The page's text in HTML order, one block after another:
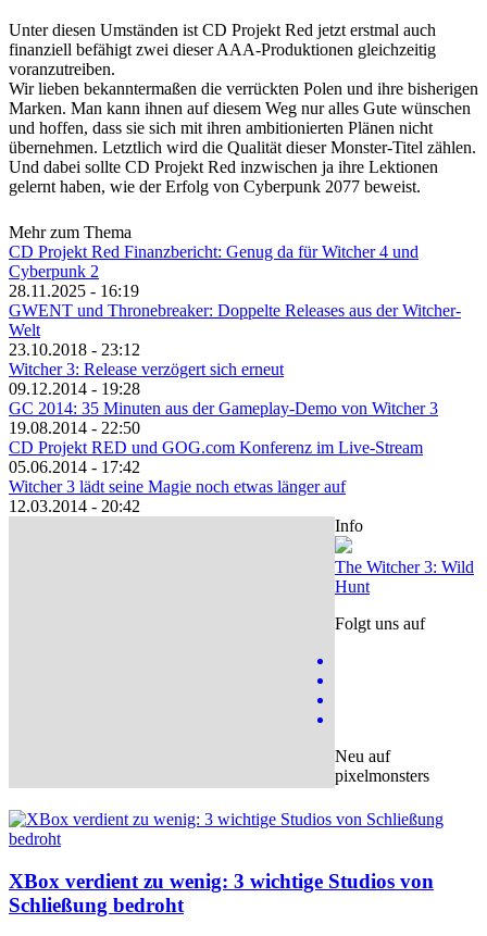
Unter diesen Umständen ist CD Projekt Red jetzt erstmal auch
finanziell befähigt zwei dieser AAA-Produktionen gleichzeitig
voranzutreiben.
Wir lieben bekanntermaßen die verrückten Polen und ihre bisherigen
Marken. Man kann ihnen auf diesem Weg nur alles Gute wünschen
und hoffen, dass sie sich mit ihren ambitionierten Plänen nicht
übernehmen. Letztlich wird die Qualität dieser Monster-Titel zählen.
Und dabei sollte CD Projekt Red inzwischen ja ihre Lektionen
gelernt haben, wie der Erfolg von Cyberpunk 2077 beweist.
Mehr zum Thema
CD Projekt Red Finanzbericht: Genug da für Witcher 4 und
Cyberpunk 2
28.11.2025 - 16:19
GWENT und Thronebreaker: Doppelte Releases aus der Witcher-
Welt
23.10.2018 - 23:12
Witcher 3: Release verzögert sich erneut
09.12.2014 - 19:28
GC 2014: 35 Minuten aus der Gameplay-Demo von Witcher 3
19.08.2014 - 22:50
CD Projekt RED und GOG.com Konferenz im Live-Stream
05.06.2014 - 17:42
Witcher 3 lädt seine Magie noch etwas länger auf
12.03.2014 - 20:42
Info
The Witcher 3: Wild
Hunt
Folgt uns auf
Neu auf
pixelmonsters
XBox verdient zu wenig: 3 wichtige Studios von
Schließung bedroht